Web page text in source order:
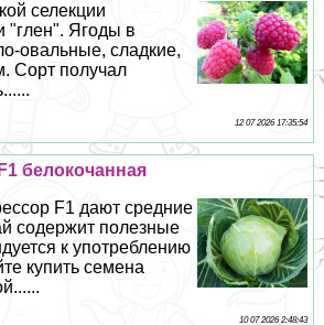
селекции
"глен". Ягоды в
овальные, сладкие,
Сорт получал
12 07 2026 17:35:54
белокочанная
F1 дают средние
содержит полезные
к употрeблению
купить семена
10 07 2026 2:48:43